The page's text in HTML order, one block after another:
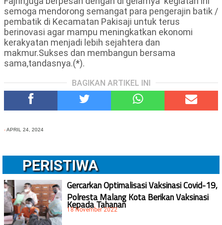
semoga mendorong semangat para pengerajin batik /
pembatik di Kecamatan Pakisaji untuk terus
berinovasi agar mampu meningkatkan ekonomi
kerakyatan menjadi lebih sejahtera dan
makmur.Sukses dan membangun bersama
sama,tandasnya.(*).
BAGIKAN ARTIKEL INI
-APRIL 24, 2024
PERISTIWA
Gercarkan Optimalisasi Vaksinasi Covid-19,
Polresta Malang Kota Berikan Vaksinasi
Kepada Tahanan
18 November 2022